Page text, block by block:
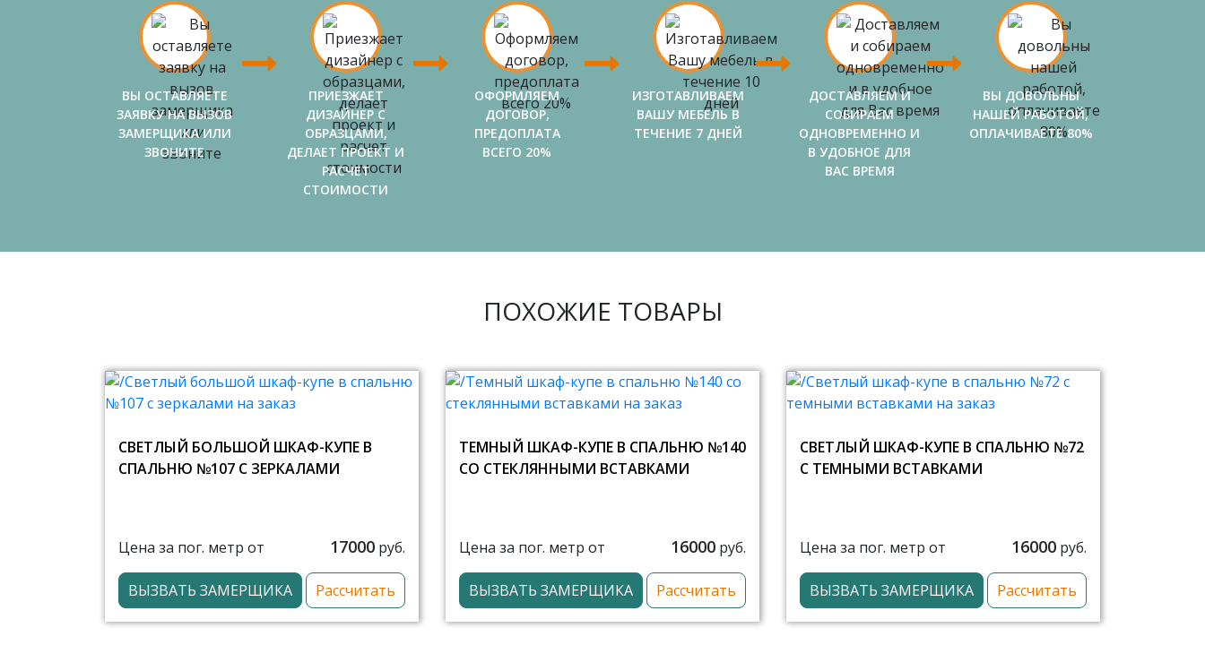
ВЫ ОСТАВЛЯЕТЕ
ЗАЯВКУ НА ВЫЗОВ
ЗАМЕРЩИКА ИЛИ
ЗВОНИТЕ
ПРИЕЗЖАЕТ
ДИЗАЙНЕР С
ОБРАЗЦАМИ,
ДЕЛАЕТ ПРОЕКТ И
РАСЧЕТ
СТОИМОСТИ
ОФОРМЛЯЕМ
ДОГОВОР,
ПРЕДОПЛАТА
ВСЕГО 20%
ИЗГОТАВЛИВАЕМ
ВАШУ МЕБЕЛЬ В
ТЕЧЕНИЕ 7 ДНЕЙ
ДОСТАВЛЯЕМ И
СОБИРАЕМ
ОДНОВРЕМЕННО И
В УДОБНОЕ ДЛЯ
ВАС ВРЕМЯ
ВЫ ДОВОЛЬНЫ
НАШЕЙ РАБОТОЙ,
ОПЛАЧИВАЕТЕ 80%
ПОХОЖИЕ ТОВАРЫ
СВЕТЛЫЙ БОЛЬШОЙ ШКАФ-КУПЕ В
СПАЛЬНЮ №107 С ЗЕРКАЛАМИ
Цена за пог. метр от 17000 руб.
ВЫЗВАТЬ ЗАМЕРЩИКА Рассчитать
ТЕМНЫЙ ШКАФ-КУПЕ В СПАЛЬНЮ №140
СО СТЕКЛЯННЫМИ ВСТАВКАМИ
Цена за пог. метр от 16000 руб.
ВЫЗВАТЬ ЗАМЕРЩИКА Рассчитать
СВЕТЛЫЙ ШКАФ-КУПЕ В СПАЛЬНЮ №72
С ТЕМНЫМИ ВСТАВКАМИ
Цена за пог. метр от 16000 руб.
ВЫЗВАТЬ ЗАМЕРЩИКА Рассчитать